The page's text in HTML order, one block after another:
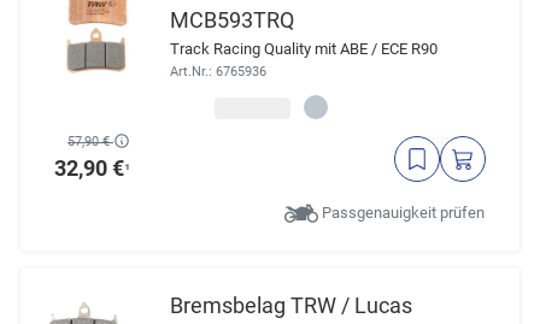
MCB593TRQ
Track Racing Quality mit ABE / ECE R90
Art.Nr.: 6765936
57,90 €
32,90 €¹
Passgenauigkeit prüfen
Bremsbelag TRW / Lucas